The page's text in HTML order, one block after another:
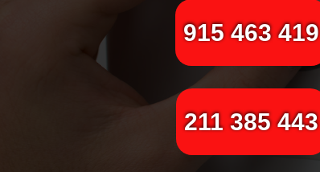
915 463 419
211 385 443